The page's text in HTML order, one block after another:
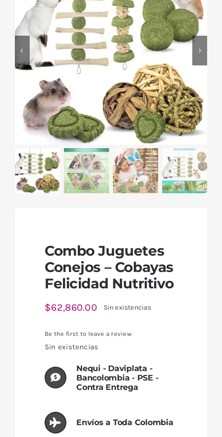
Combo Juguetes
Conejos – Cobayas
Felicidad Nutritivo
$62,860.00 Sin existencias
Be the first to leave a review.
Sin existencias
Nequi - Daviplata -
Bancolombia - PSE -
Contra Entrega
Envíos a Toda Colombia